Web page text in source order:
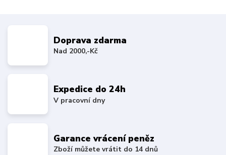
Doprava zdarma
Nad 2000,-Kč
Expedice do 24h
V pracovní dny
Garance vrácení peněz
Zboží můžete vrátit do 14 dnů